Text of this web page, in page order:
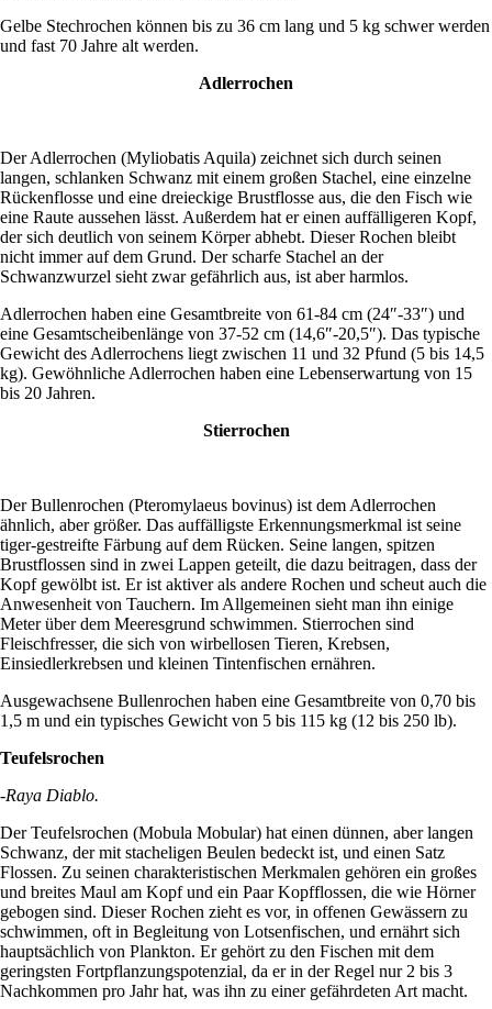
Gelbe Stechrochen können bis zu 36 cm lang und 5 kg schwer werden
und fast 70 Jahre alt werden.
Adlerrochen
Der Adlerrochen (Myliobatis Aquila) zeichnet sich durch seinen
langen, schlanken Schwanz mit einem großen Stachel, eine einzelne
Rückenflosse und eine dreieckige Brustflosse aus, die den Fisch wie
eine Raute aussehen lässt. Außerdem hat er einen auffälligeren Kopf,
der sich deutlich von seinem Körper abhebt. Dieser Rochen bleibt
nicht immer auf dem Grund. Der scharfe Stachel an der
Schwanzwurzel sieht zwar gefährlich aus, ist aber harmlos.
Adlerrochen haben eine Gesamtbreite von 61-84 cm (24″-33″) und
eine Gesamtscheibenlänge von 37-52 cm (14,6″-20,5″). Das typische
Gewicht des Adlerrochens liegt zwischen 11 und 32 Pfund (5 bis 14,5
kg). Gewöhnliche Adlerrochen haben eine Lebenserwartung von 15
bis 20 Jahren.
Stierrochen
Der Bullenrochen (Pteromylaeus bovinus) ist dem Adlerrochen
ähnlich, aber größer. Das auffälligste Erkennungsmerkmal ist seine
tiger-gestreifte Färbung auf dem Rücken. Seine langen, spitzen
Brustflossen sind in zwei Lappen geteilt, die dazu beitragen, dass der
Kopf gewölbt ist. Er ist aktiver als andere Rochen und scheut auch die
Anwesenheit von Tauchern. Im Allgemeinen sieht man ihn einige
Meter über dem Meeresgrund schwimmen. Stierrochen sind
Fleischfresser, die sich von wirbellosen Tieren, Krebsen,
Einsiedlerkrebsen und kleinen Tintenfischen ernähren.
Ausgewachsene Bullenrochen haben eine Gesamtbreite von 0,70 bis
1,5 m und ein typisches Gewicht von 5 bis 115 kg (12 bis 250 lb).
Teufelsrochen
-Raya Diablo.
Der Teufelsrochen (Mobula Mobular) hat einen dünnen, aber langen
Schwanz, der mit stacheligen Beulen bedeckt ist, und einen Satz
Flossen. Zu seinen charakteristischen Merkmalen gehören ein großes
und breites Maul am Kopf und ein Paar Kopfflossen, die wie Hörner
gebogen sind. Dieser Rochen zieht es vor, in offenen Gewässern zu
schwimmen, oft in Begleitung von Lotsenfischen, und ernährt sich
hauptsächlich von Plankton. Er gehört zu den Fischen mit dem
geringsten Fortpflanzungspotenzial, da er in der Regel nur 2 bis 3
Nachkommen pro Jahr hat, was ihn zu einer gefährdeten Art macht.